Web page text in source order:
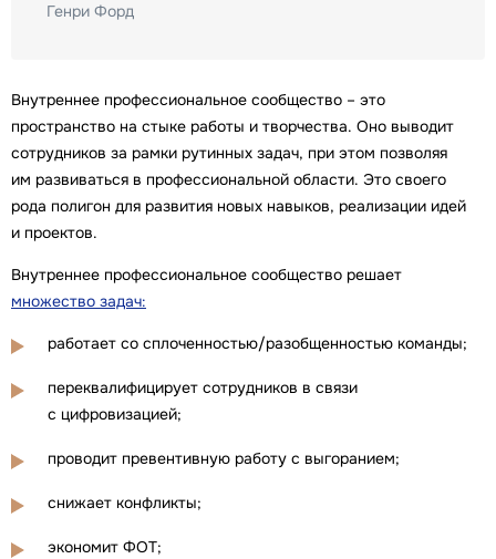
Генри Форд
Внутреннее профессиональное сообщество – это
пространство на стыке работы и творчества. Оно выводит
сотрудников за рамки рутинных задач, при этом позволяя
им развиваться в профессиональной области. Это своего
рода полигон для развития новых навыков, реализации идей
и проектов.
Внутреннее профессиональное сообщество решает
множество задач:
работает со сплоченностью/разобщенностью команды;
переквалифицирует сотрудников в связи
с цифровизацией;
проводит превентивную работу с выгоранием;
снижает конфликты;
экономит ФОТ;